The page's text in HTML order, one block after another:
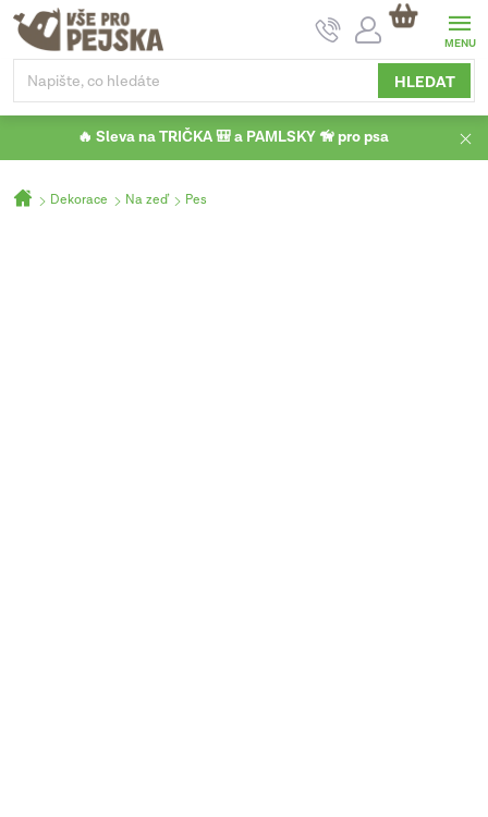
Přejít
obsah
HLEDAT
NÁKUPNÍ
KOŠÍK
🔥 Sleva na TRIČKA 🎒 a PAMLSKY 🦮 pro psa
DomůDekorace Na zeď Pes